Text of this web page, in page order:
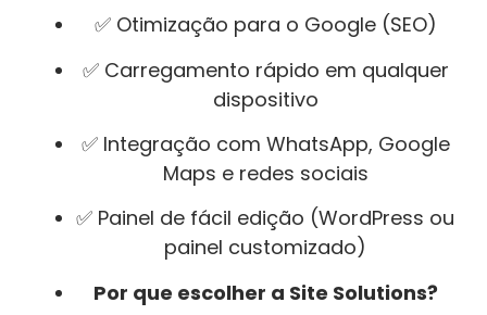
✅ Otimização para o Google (SEO)
✅ Carregamento rápido em qualquer
dispositivo
✅ Integração com WhatsApp, Google
Maps e redes sociais
✅ Painel de fácil edição (WordPress ou
painel customizado)
Por que escolher a Site Solutions?